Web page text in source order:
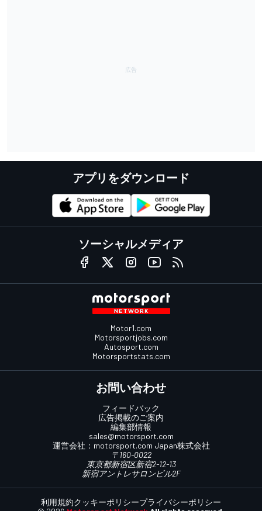
アプリをダウンロード
ソーシャルメディア
Motor1.com
Motorsportjobs.com
Autosport.com
Motorsportstats.com
お問い合わせ
フィードバック
広告掲載のご案内
編集部情報
sales@motorsport.com
運営会社： motorsport.com Japan株式会社
〒160-0022
東京都新宿区新宿2-12-13
新宿アントレサロンビル2F
利用規約クッキーポリシープライバシーポリシー